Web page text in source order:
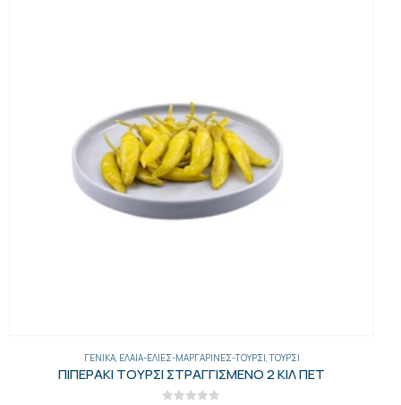
ΓΕΝΙΚΑ, ΈΛΑΙΑ-ΕΛΙΈΣ-ΜΑΡΓΑΡΊΝΕΣ-ΤΟΥΡΣΊ ,ΤΟΥΡΣΊ
ΠΙΠΕΡΑΚΙ ΤΟΥΡΣΙ ΣΤΡΑΓΓΙΣΜΕΝΟ 2 ΚΙΛ ΠΕΤ